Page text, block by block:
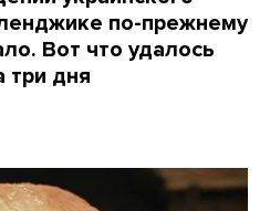
по-прежнему
Вот что удалось
три дня